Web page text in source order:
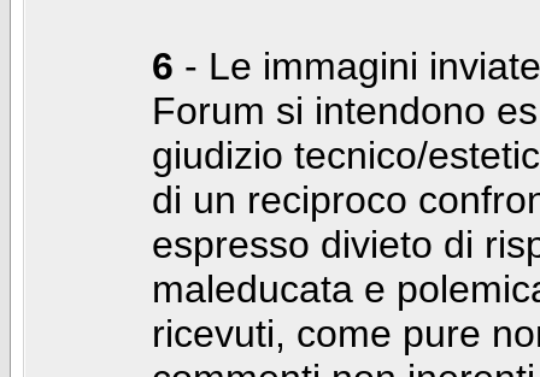
6 - Le immagini
Forum si intendono
giudizio tecnico/
di un reciproco
espresso divieto di
maleducata e
ricevuti, come pure